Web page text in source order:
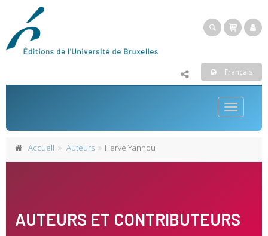
Français
Toggle
Accueil Auteurs Hervé Yannou
AUTEURS ET CONTRIBUTEURS